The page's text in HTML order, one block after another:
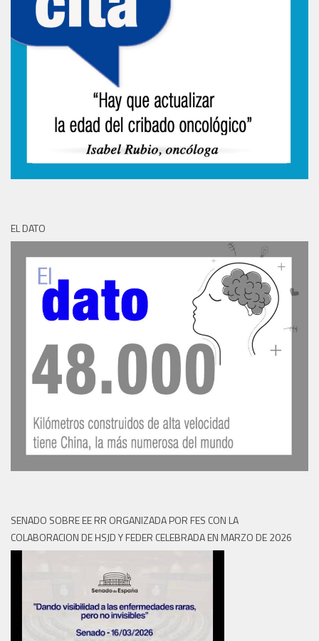
EL DATO
SENADO SOBRE EE RR ORGANIZADA POR FES CON LA
COLABORACION DE HSJD Y FEDER CELEBRADA EN MARZO DE 2026